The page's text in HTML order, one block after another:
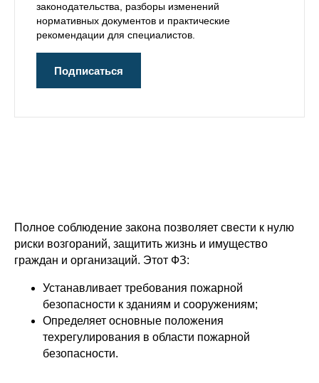
законодательства, разборы изменений
нормативных документов и практические
рекомендации для специалистов.
Подписаться
Полное соблюдение закона позволяет свести к нулю
риски возгораний, защитить жизнь и имущество
граждан и организаций. Этот ФЗ:
Устанавливает требования пожарной
безопасности к зданиям и сооружениям;
Определяет основные положения
техрегулирования в области пожарной
безопасности.